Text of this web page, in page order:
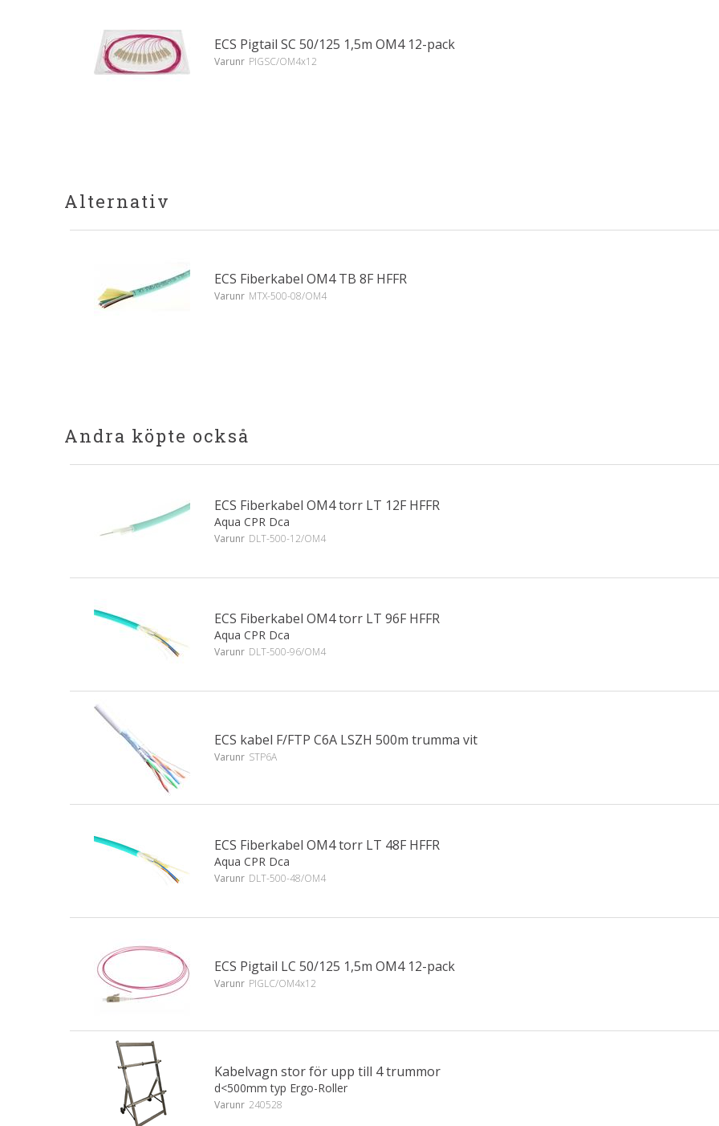
ECS Pigtail SC 50/125 1,5m OM4 12-pack
Varunr PIGSC/OM4x12
Alternativ
ECS Fiberkabel OM4 TB 8F HFFR
Varunr MTX-500-08/OM4
Andra köpte också
ECS Fiberkabel OM4 torr LT 12F HFFR
Aqua CPR Dca
Varunr DLT-500-12/OM4
ECS Fiberkabel OM4 torr LT 96F HFFR
Aqua CPR Dca
Varunr DLT-500-96/OM4
ECS kabel F/FTP C6A LSZH 500m trumma vit
Varunr STP6A
ECS Fiberkabel OM4 torr LT 48F HFFR
Aqua CPR Dca
Varunr DLT-500-48/OM4
ECS Pigtail LC 50/125 1,5m OM4 12-pack
Varunr PIGLC/OM4x12
Kabelvagn stor för upp till 4 trummor
d<500mm typ Ergo-Roller
Varunr 240528